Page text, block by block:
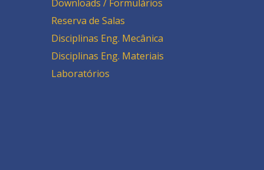
Downloads / Formulários
Reserva de Salas
Disciplinas Eng. Mecânica
Disciplinas Eng. Materiais
Laboratórios